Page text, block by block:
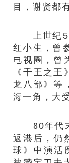
目，谢贤都
上世纪50
红小生，曾
电视圈，曾
《千王之
龙八部》等
海一角，大
80年代末
返港后，仍
球》中演活